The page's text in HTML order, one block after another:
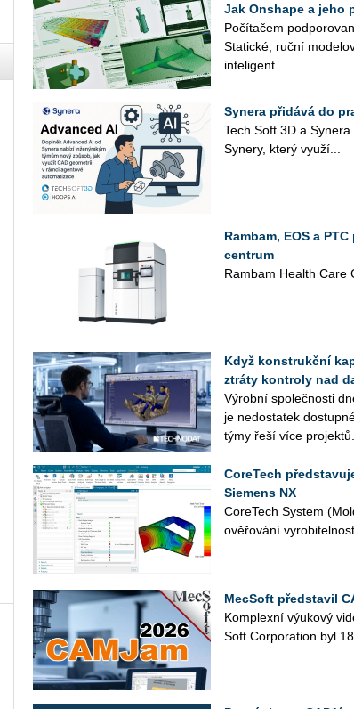
Jak Onshape a jeho
Po­čí­ta­čem
Sta­tic­ké, ruční
in­te­li­gent­...
Synera přidává do
Tech Soft 3D a
Sy­ne­ry, který vy­u­ží...
Rambam, EOS a
centrum
Rambam Health Care
Když konstrukční
ztráty kontroly nad
Vý­rob­ní spo­leč­nos­ti
je ne­do­sta­tek
týmy řeší více pro­jek­tů...
CoreTech
Siemens NX
Co­re­Tech Sys­tem
ově­řo­vá­ní
MecSoft představil
Kom­plex­ní vý­u­ko­vý
Soft Cor­po­rati­on byl